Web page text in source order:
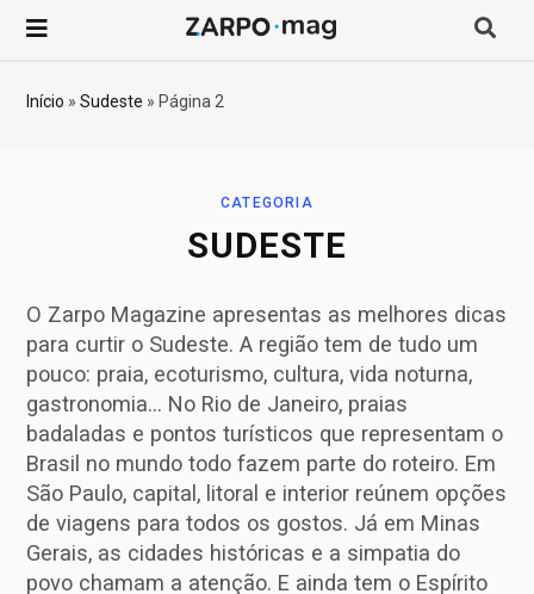
r
r
p
Início »Sudeste » Página 2
CATEGORIA
SUDESTE
O Zarpo Magazine apresentas as melhores dicas
para curtir o Sudeste. A região tem de tudo um
pouco: praia, ecoturismo, cultura, vida noturna,
gastronomia… No Rio de Janeiro, praias
badaladas e pontos turísticos que representam o
Brasil no mundo todo fazem parte do roteiro. Em
São Paulo, capital, litoral e interior reúnem opções
de viagens para todos os gostos. Já em Minas
Gerais, as cidades históricas e a simpatia do
povo chamam a atenção. E ainda tem o Espírito